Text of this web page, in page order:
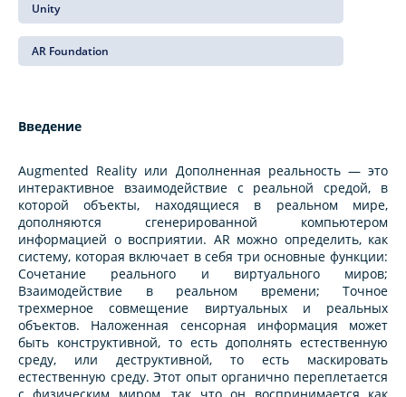
Unity
AR Foundation
Введение
Augmented Reality или Дополненная реальность — это
интерактивное взаимодействие с реальной средой, в
которой объекты, находящиеся в реальном мире,
дополняются сгенерированной компьютером
информацией о восприятии. AR можно определить, как
систему, которая включает в себя три основные функции:
Сочетание реального и виртуального миров;
Взаимодействие в реальном времени; Точное
трехмерное совмещение виртуальных и реальных
объектов. Наложенная сенсорная информация может
быть конструктивной, то есть дополнять естественную
среду, или деструктивной, то есть маскировать
естественную среду. Этот опыт органично переплетается